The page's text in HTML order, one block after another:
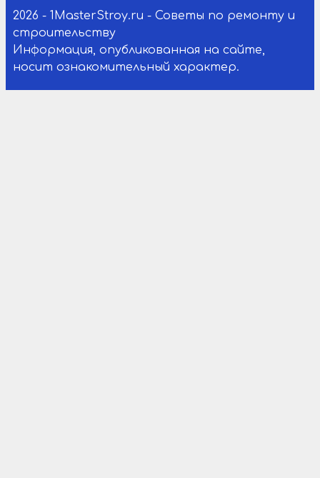
2026 - 1MasterStroy.ru - Советы по ремонту и
строительству
Информация, опубликованная на сайте,
носит ознакомительный характер.